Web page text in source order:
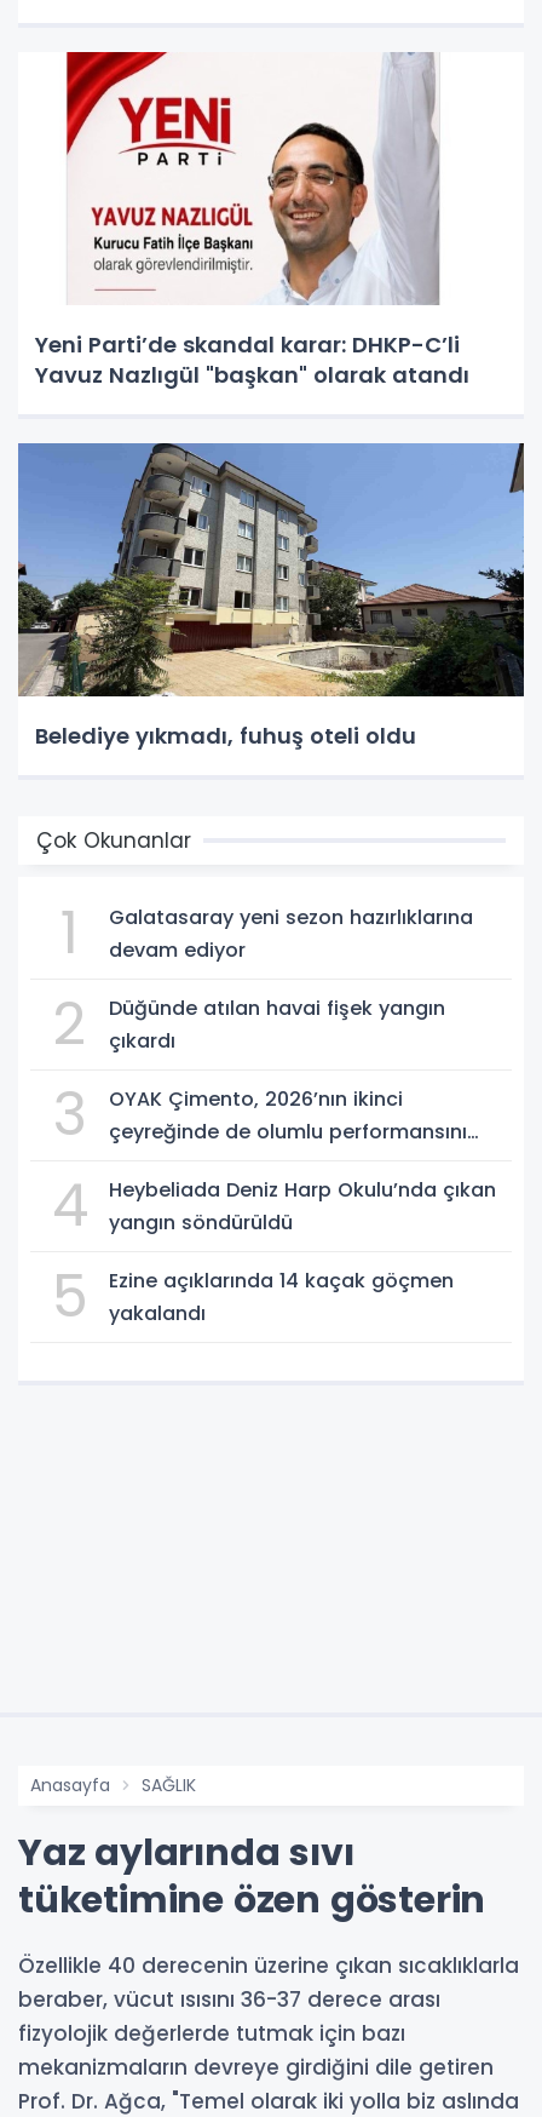
Yeni Parti’de skandal karar: DHKP-C’li
Yavuz Nazlıgül "başkan" olarak atandı
Belediye yıkmadı, fuhuş oteli oldu
Çok Okunanlar
1
Galatasaray yeni sezon hazırlıklarına
devam ediyor
2
Düğünde atılan havai fişek yangın
çıkardı
3
OYAK Çimento, 2026’nın ikinci
çeyreğinde de olumlu performansını
4
Heybeliada Deniz Harp Okulu’nda çıkan
yangın söndürüldü
5
Ezine açıklarında 14 kaçak göçmen
yakalandı
Anasayfa SAĞLIK
Yaz aylarında sıvı
tüketimine özen gösterin
Özellikle 40 derecenin üzerine çıkan sıcaklıklarla
beraber, vücut ısısını 36-37 derece arası
fizyolojik değerlerde tutmak için bazı
mekanizmaların devreye girdiğini dile getiren
Prof. Dr. Ağca, "Temel olarak iki yolla biz aslında